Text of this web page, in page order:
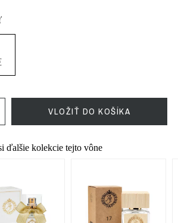
VLOŽIŤ DO KOŠÍKA
ďalšie kolekcie tejto vône